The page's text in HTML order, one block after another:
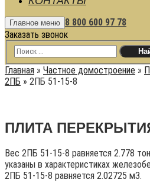
Главное меню 8 800 600 97 78
Заказать звонок
Главная » Частное домостроение »
2ПБ » 2ПБ 51-15-8
ПЛИТА
Вес 2ПБ 51-15-8 равняется 2.778
указаны в характеристиках
2ПБ 51-15-8 равняется 2.02725 м3.